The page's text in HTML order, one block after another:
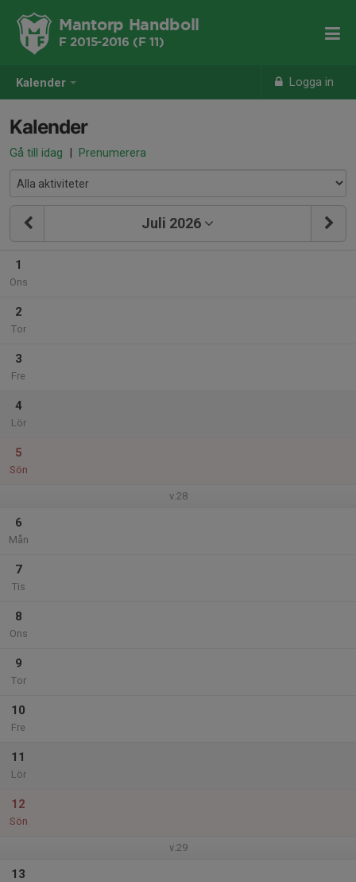
Kalender Logga in
Mantorp Handboll
F 2015-2016 (F 11)
Kalender
Gå till idag | Prenumerera
Juli 2026
1
Ons
2
Tor
3
Fre
4
Lör
5
Sön
v.28
6
Mån
7
Tis
8
Ons
9
Tor
10
Fre
11
Lör
12
Sön
v.29
13